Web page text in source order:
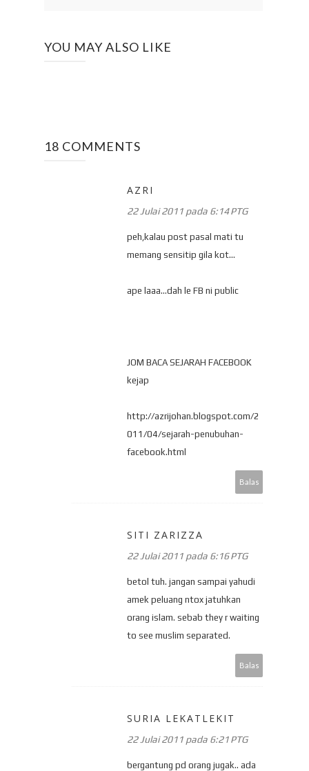
YOU MAY ALSO LIKE
18 COMMENTS
AZRI
22 Julai 2011 pada 6:14 PTG
peh,kalau post pasal mati tu
memang sensitip gila kot...
ape laaa...dah le FB ni public
JOM BACA SEJARAH FACEBOOK
kejap
http://azrijohan.blogspot.com/2
011/04/sejarah-penubuhan-
facebook.html
Balas
SITI ZARIZZA
22 Julai 2011 pada 6:16 PTG
betol tuh. jangan sampai yahudi
amek peluang ntox jatuhkan
orang islam. sebab they r waiting
to see muslim separated.
Balas
SURIA LEKATLEKIT
22 Julai 2011 pada 6:21 PTG
bergantung pd orang jugak.. ada